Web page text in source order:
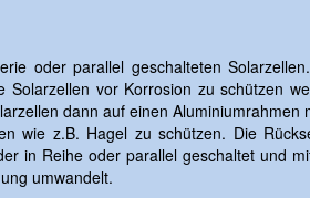
oder parallel geschalteten
Solarzellen vor Korrosion zu schützen
dann auf einen
wie z.B. Hagel zu schützen. Die
in Reihe oder parallel geschaltet und
umwandelt.